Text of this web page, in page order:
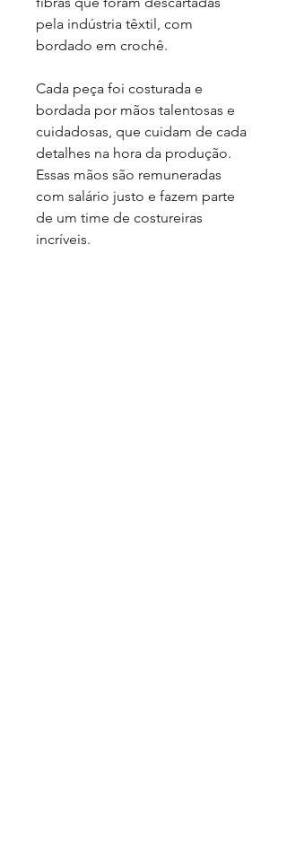
pela indústria têxtil, com
bordado em crochê.
Cada peça foi costurada e
bordada por mãos talentosas e
cuidadosas, que cuidam de cada
detalhes na hora da produção.
Essas mãos são remuneradas
com salário justo e fazem parte
de um time de costureiras
incríveis.